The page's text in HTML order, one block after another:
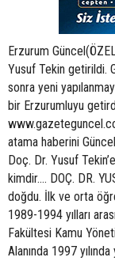
Erzurum
Yusuf Tekin getirildi.
sonra yeni
bir Erzurumluyu
atama haberini
Doç. Dr. Yusuf
kimdir…. DOÇ. DR.
doğdu. İlk ve orta
1989-1994 yılları
Fakültesi Kamu
Alanında 1997